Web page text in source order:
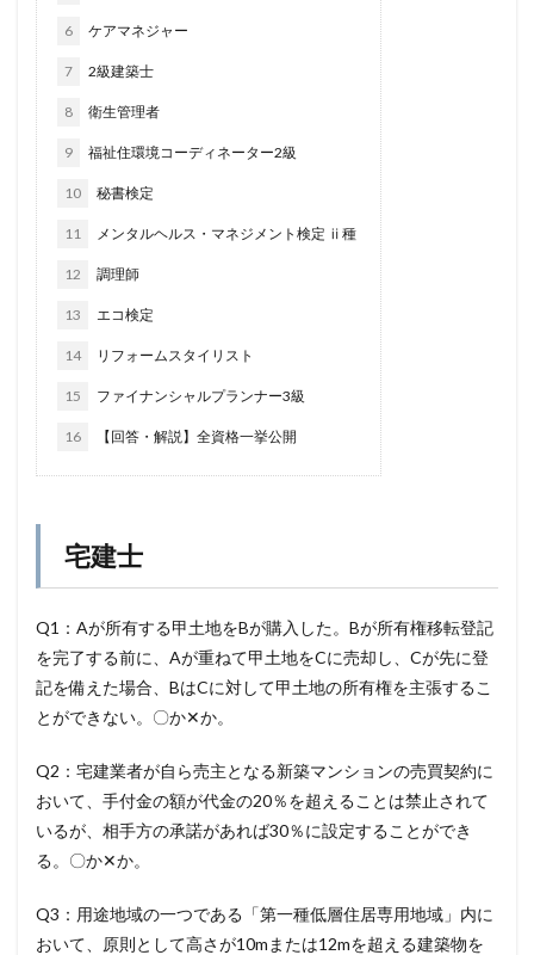
6 ケアマネジャー
7 2級建築士
8 衛生管理者
9 福祉住環境コーディネーター2級
10 秘書検定
11 メンタルヘルス・マネジメント検定 ⅱ種
12 調理師
13 エコ検定
14 リフォームスタイリスト
15 ファイナンシャルプランナー3級
16 【回答・解説】全資格一挙公開
宅建士
Q1：Aが所有する甲土地をBが購入した。Bが所有権移転登記
を完了する前に、Aが重ねて甲土地をCに売却し、Cが先に登
記を備えた場合、BはCに対して甲土地の所有権を主張するこ
とができない。〇か✕か。
Q2：宅建業者が自ら売主となる新築マンションの売買契約に
おいて、手付金の額が代金の20％を超えることは禁止されて
いるが、相手方の承諾があれば30％に設定することができ
る。〇か✕か。
Q3：用途地域の一つである「第一種低層住居専用地域」内に
おいて、原則として高さが10mまたは12mを超える建築物を